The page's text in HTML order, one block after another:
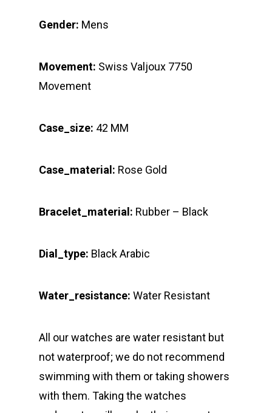
Gender: Mens
Movement: Swiss Valjoux 7750
Movement
Case_size: 42 MM
Case_material: Rose Gold
Bracelet_material: Rubber – Black
Dial_type: Black Arabic
Water_resistance: Water Resistant
All our watches are water resistant but
not waterproof; we do not recommend
swimming with them or taking showers
with them. Taking the watches